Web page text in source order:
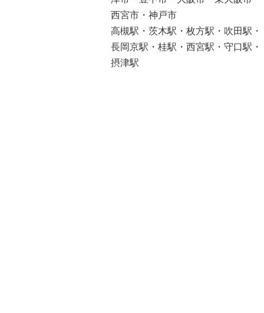
西宮市・神戸市
高槻駅・茨木駅・枚方駅・吹田駅・
長岡京駅・桂駅・西宮駅・守口駅・
摂津駅